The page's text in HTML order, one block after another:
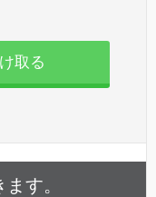
取る
す。